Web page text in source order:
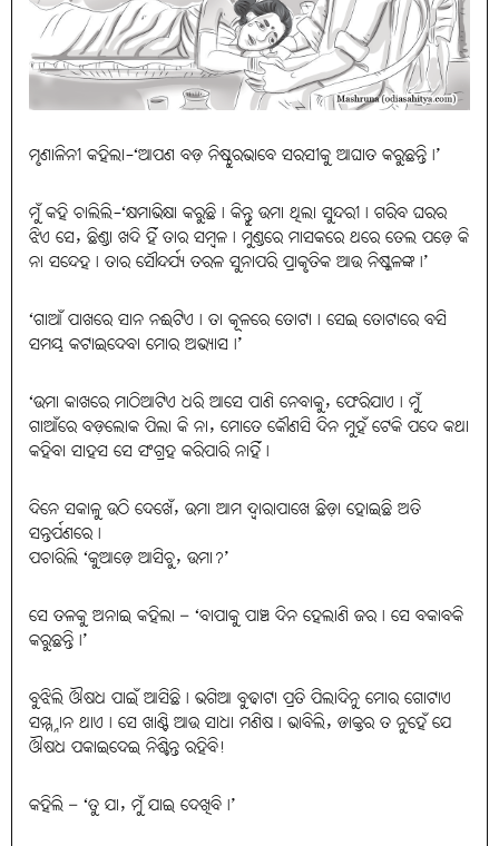
ମୃଣାଳିନୀ କହିଲା-‘ଆପଣ ବଡ଼ ନିଷ୍ଠୁରଭାବେ ସରସୀକୁ ଆଘାତ କରୁଛନ୍ତି।’
ମୁଁ କହି ଚାଲିଲି-‘କ୍ଷମାଭିକ୍ଷା କରୁଛି। କିନ୍ତୁ ଉମା ଥିଲା ସୁନ୍ଦରୀ। ଗରିବ ଘରର
ଝିଏ ସେ, ଛିଣ୍ଡା ଖଦି ହିଁ ତାର ସମ୍ବଳ। ମୁଣ୍ଡରେ ମାସକରେ ଥରେ ତେଲ ପଡ଼େ କି
ନା ସନ୍ଦେହ। ତାର ସୌନ୍ଦର୍ଯ୍ୟ ତରଳ ସୁନାପରି ପ୍ରାକୃତିକ ଆଉ ନିଷ୍କଳଙ୍କ।’
‘ଗାଆଁ ପାଖରେ ସାନ ନଈଟିଏ। ତା କୂଳରେ ତୋଟା। ସେଇ ତୋଟାରେ ବସି
ସମୟ କଟାଇଦେବା ମୋର ଅଭ୍ୟାସ।’
‘ଉମା କାଖରେ ମାଠିଆଟିଏ ଧରି ଆସେ ପାଣି ନେବାକୁ, ଫେରିଯାଏ। ମୁଁ
ଗାଆଁରେ ବଡ଼ଲୋକ ପିଲା କି ନା, ମୋତେ କୌଣସି ଦିନ ମୁହଁ ଟେକି ପଦେ କଥା
କହିବା ସାହସ ସେ ସଂଗ୍ରହ କରିପାରି ନାହିଁ।
ଦିନେ ସକାଳୁ ଉଠି ଦେଖେଁ, ଉମା ଆମ ଦ୍ୱାରାପାଖେ ଛିଡ଼ା ହୋଇଛି ଅତି
ସନ୍ତର୍ପଣରେ।
ପଚାରିଲି ‘କୁଆଡ଼େ ଆସିଚୁ, ଉମା?’
ସେ ତଳକୁ ଅନାଇ କହିଲା – ‘ବାପାକୁ ପାଞ୍ଚ ଦିନ ହେଲାଣି ଜର। ସେ ବକାବକି
କରୁଛନ୍ତି।’
ବୁଝିଲି ଔଷଧ ପାଇଁ ଆସିଛି। ଭଗିଆ ବୁଢାଟା ପ୍ରତି ପିଲାଦିନୁ ମୋର ଗୋଟାଏ
ସମ୍ମ୍ନାନ ଥାଏ। ସେ ଖାଣ୍ଟି ଆଉ ସାଧା ମଣିଷ। ଭାବିଲି, ଡାକ୍ତର ତ ନୁହେଁ ଯେ
ଔଷଧ ପକାଇଦେଇ ନିଶ୍ଚିନ୍ତ ରହିବି!
କହିଲି – ‘ତୁ ଯା, ମୁଁ ଯାଇ ଦେଖିବି।’